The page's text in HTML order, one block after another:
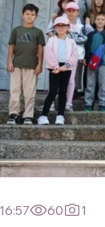
16:57 60
1